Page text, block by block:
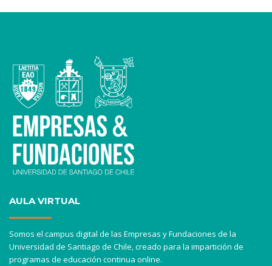
AULA VIRTUAL
Somos el campus digital de las Empresas y Fundaciones de la
Universidad de Santiago de Chile, creado para la impartición de
programas de educación continua online.